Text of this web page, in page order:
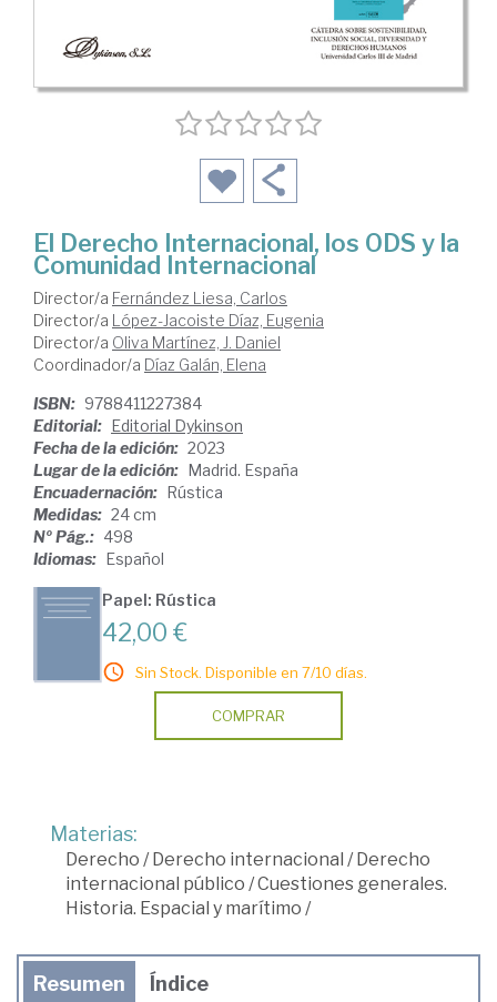
El Derecho Internacional, los ODS y la
Comunidad Internacional
Director/a Fernández Liesa, Carlos
Director/a López-Jacoiste Díaz, Eugenia
Director/a Oliva Martínez, J. Daniel
Coordinador/a Díaz Galán, Elena
ISBN: 9788411227384
Editorial: Editorial Dykinson
Fecha de la edición: 2023
Lugar de la edición: Madrid. España
Encuadernación: Rústica
Medidas: 24 cm
Nº Pág.: 498
Idiomas: Español
Papel: Rústica
42,00 €
Sin Stock. Disponible en 7/10 días.
COMPRAR
Materias:
Derecho / Derecho internacional / Derecho
internacional público /Cuestiones generales.
Historia. Espacial y marítimo /
Resumen Índice